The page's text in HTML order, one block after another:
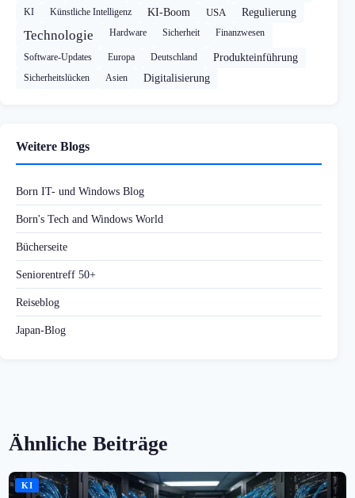
KI Künstliche Intelligenz KI-Boom USA Regulierung
Technologie Hardware Sicherheit Finanzwesen
Software-Updates Europa Deutschland Produkteinführung
Sicherheitslücken Asien Digitalisierung
Weitere Blogs
Born IT- und Windows Blog
Born's Tech and Windows World
Bücherseite
Seniorentreff 50+
Reiseblog
Japan-Blog
Ähnliche Beiträge
KI